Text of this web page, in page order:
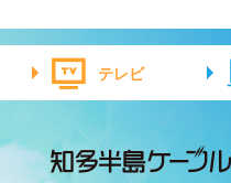
テレビ